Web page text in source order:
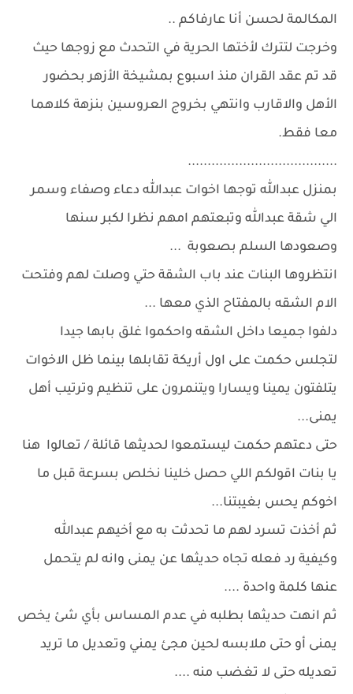
المكالمة لحسن أنا عارفاكم ..
وخرجت لتترك لأختها الحرية في التحدث مع زوجها حيث
قد تم عقد القران منذ اسبوع بمشيخة الأزهر بحضور
الأهل والاقارب وانتهي بخروج العروسين بنزهة كلاهما
معا فقط.
......................................
بمنزل عبدالله توجها اخوات عبدالله دعاء وصفاء وسمر
الي شقة عبدالله وتبعتهم امهم نظرا لكبر سنها
وصعودها السلم بصعوبة ...
انتظروها البنات عند باب الشقة حتي وصلت لهم وفتحت
الام الشقه بالمفتاح الذي معها ...
دلفوا جميعا داخل الشقه واحكموا غلق بابها جيدا
لتجلس حكمت على اول أريكة تقابلها بينما ظل الاخوات
يتلفتون يمينا ويسارا ويتنمرون على تنظيم وترتيب أهل
يمنى...
حتى دعتهم حكمت ليستمعوا لحديثها قائلة / تعالوا هنا
يا بنات اقولكم اللي حصل خلينا نخلص بسرعة قبل ما
اخوكم يحس بغيبتنا...
ثم أخذت تسرد لهم ما تحدثت به مع أخيهم عبدالله
وكيفية رد فعله تجاه حديثها عن يمنى وانه لم يتحمل
عنها كلمة واحدة ....
ثم انهت حديثها بطلبه في عدم المساس بأي شئ يخص
يمنى أو حتى ملابسه لحين مجئ يمني وتعديل ما تريد
تعديله حتى لا تغضب منه ....